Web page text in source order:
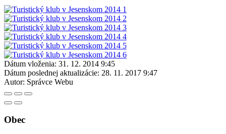
Dátum vloženia: 31. 12. 2014 9:45
Dátum poslednej aktualizácie: 28. 11. 2017 9:47
Autor: Správce Webu
Obec